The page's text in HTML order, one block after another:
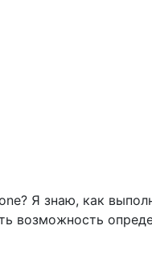
Я знаю, как
возможность